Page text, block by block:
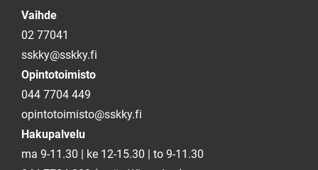
Vaihde
02 77041
sskky@sskky.fi
Opintotoimisto
044 7704 449
opintotoimisto@sskky.fi
Hakupalvelu
ma 9-11.30 | ke 12-15.30 | to 9-11.30